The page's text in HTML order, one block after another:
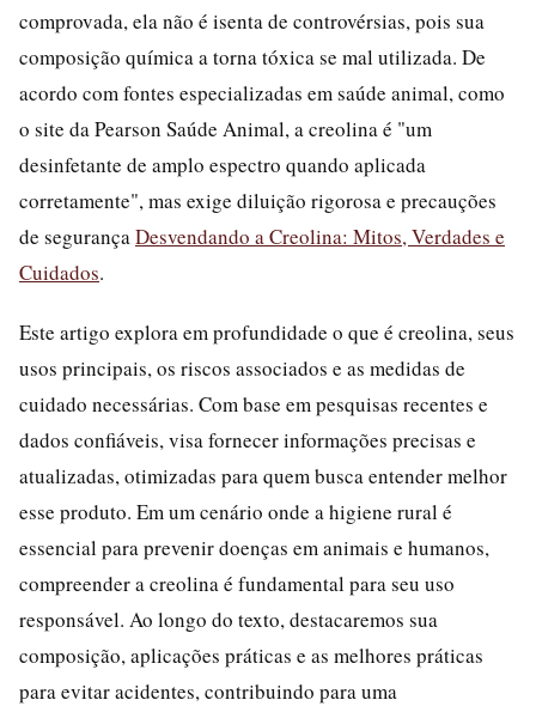
comprovada, ela não é isenta de controvérsias, pois sua
composição química a torna tóxica se mal utilizada. De
acordo com fontes especializadas em saúde animal, como
o site da Pearson Saúde Animal, a creolina é "um
desinfetante de amplo espectro quando aplicada
corretamente", mas exige diluição rigorosa e precauções
de segurançaDesvendando a Creolina: Mitos, Verdades e
Cuidados.
Este artigo explora em profundidade o que é creolina, seus
usos principais, os riscos associados e as medidas de
cuidado necessárias. Com base em pesquisas recentes e
dados confiáveis, visa fornecer informações precisas e
atualizadas, otimizadas para quem busca entender melhor
esse produto. Em um cenário onde a higiene rural é
essencial para prevenir doenças em animais e humanos,
compreender a creolina é fundamental para seu uso
responsável. Ao longo do texto, destacaremos sua
composição, aplicações práticas e as melhores práticas
para evitar acidentes, contribuindo para uma